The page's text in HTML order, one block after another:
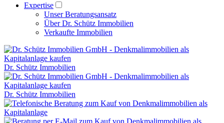
Expertise
Unser Beratungsansatz
Über Dr. Schütz Immobilien
Verkaufte Immobilien
Dr. Schütz Immobilien
Dr. Schütz Immobilien